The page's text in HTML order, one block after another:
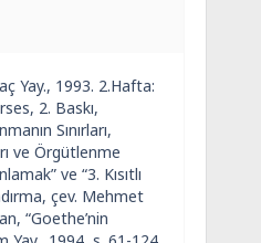
Yay., 1993. 2.Hafta:
2. Baskı,
Sınırları,
ve Örgütlenme
ve “3. Kısıtlı
çev. Mehmet
“Goethe’nin